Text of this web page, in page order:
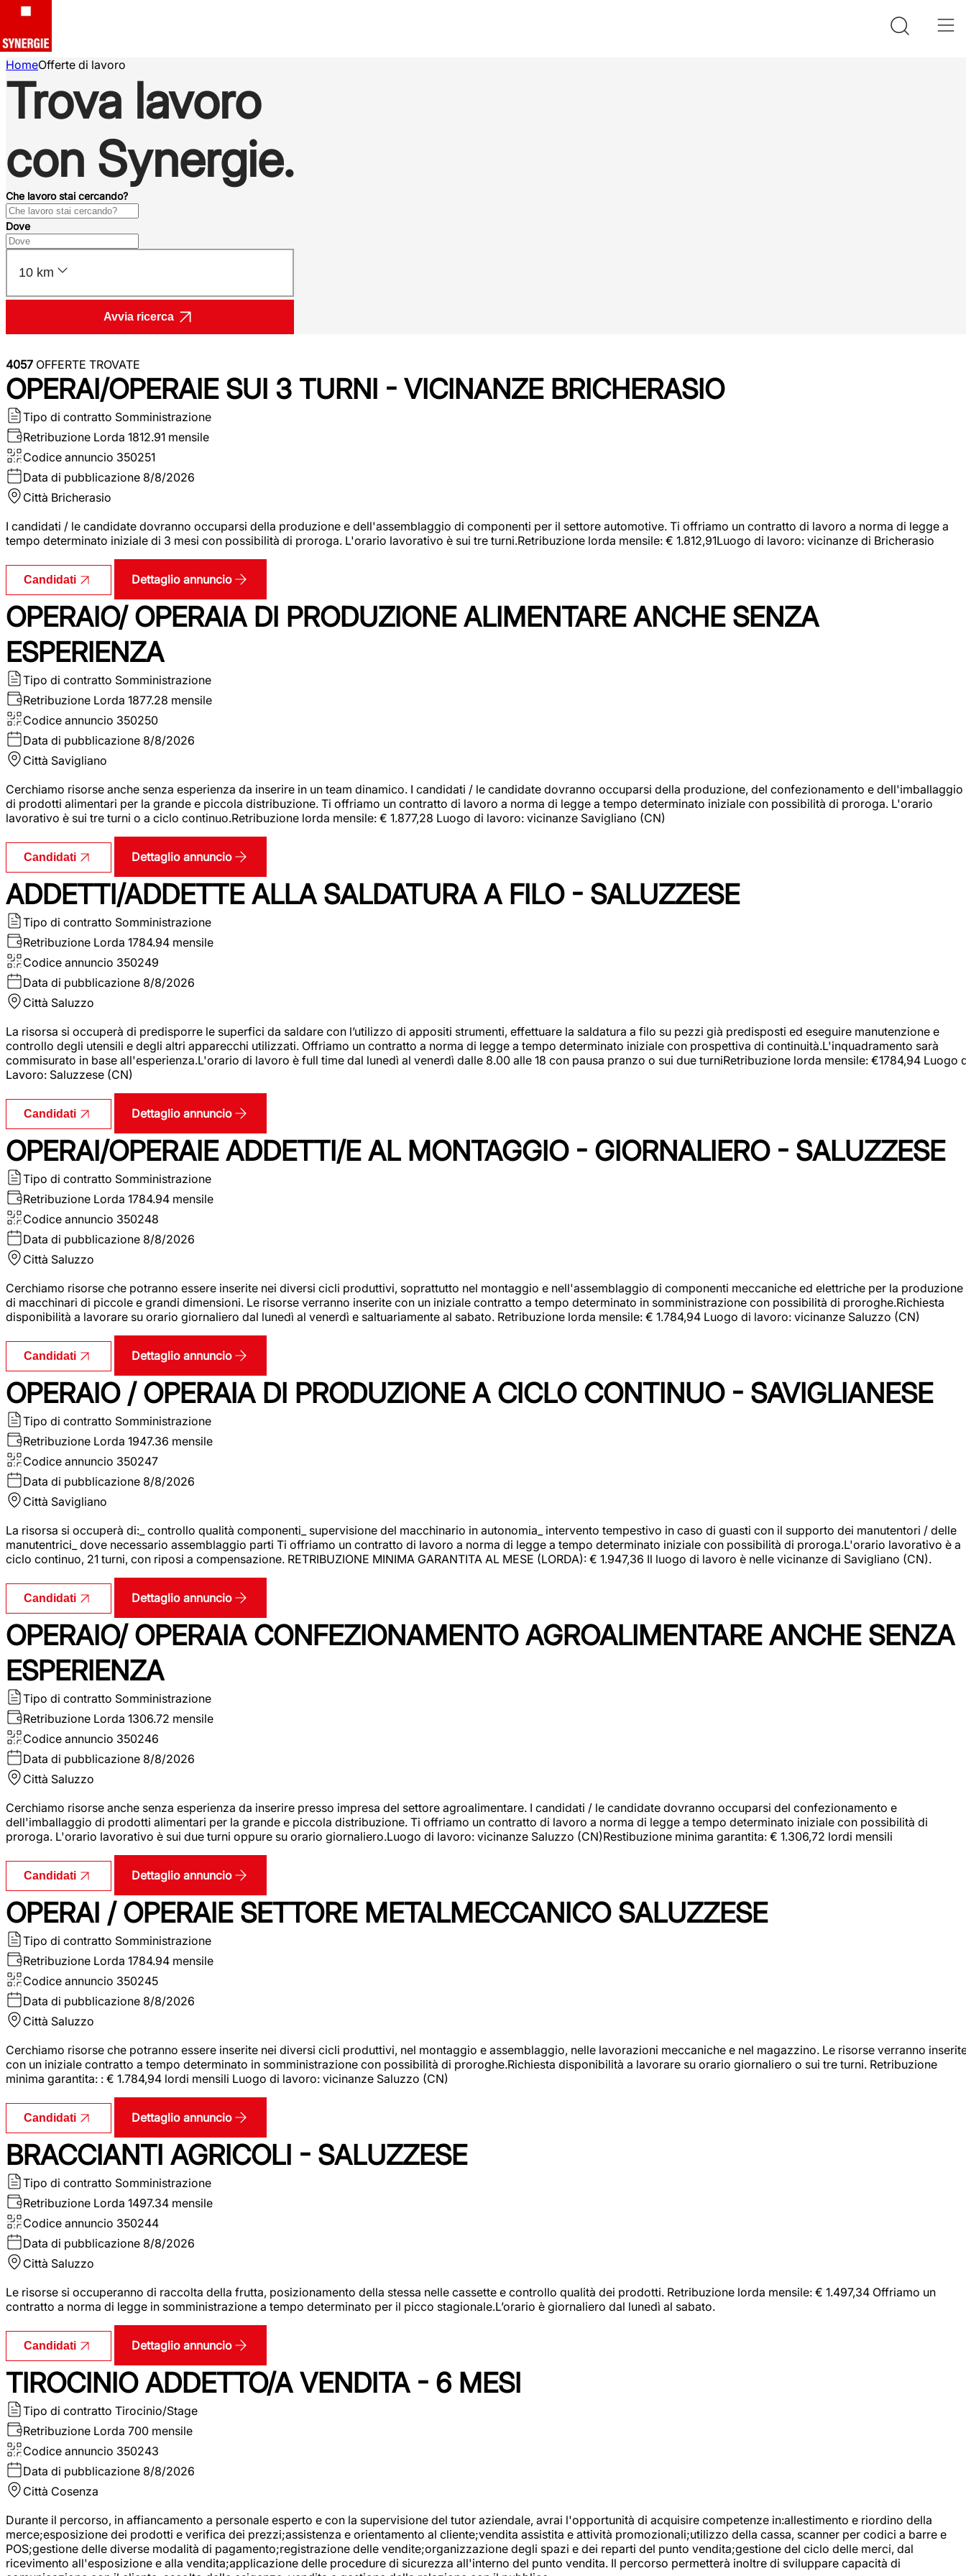
HomeOfferte di lavoro
Trova lavoro
con Synergie.
Che lavoro stai cercando?
Dove
10 km
Avvia ricerca
4057 OFFERTE TROVATE
OPERAI/OPERAIE SUI 3 TURNI - VICINANZE BRICHERASIO
Tipo di contratto Somministrazione
Retribuzione Lorda 1812.91 mensile
Codice annuncio 350251
Data di pubblicazione 8/8/2026
Città Bricherasio
I candidati / le candidate dovranno occuparsi della produzione e dell'assemblaggio di componenti per il settore automotive. Ti offriamo un contratto di lavoro a norma di legge a
tempo determinato iniziale di 3 mesi con possibilità di proroga. L'orario lavorativo è sui tre turni.Retribuzione lorda mensile: € 1.812,91Luogo di lavoro: vicinanze di Bricherasio
Candidati Dettaglio annuncio
OPERAIO/ OPERAIA DI PRODUZIONE ALIMENTARE ANCHE SENZA
ESPERIENZA
Tipo di contratto Somministrazione
Retribuzione Lorda 1877.28 mensile
Codice annuncio 350250
Data di pubblicazione 8/8/2026
Città Savigliano
Cerchiamo risorse anche senza esperienza da inserire in un team dinamico. I candidati / le candidate dovranno occuparsi della produzione, del confezionamento e dell'imballaggio
di prodotti alimentari per la grande e piccola distribuzione. Ti offriamo un contratto di lavoro a norma di legge a tempo determinato iniziale con possibilità di proroga. L'orario
lavorativo è sui tre turni o a ciclo continuo.Retribuzione lorda mensile: € 1.877,28 Luogo di lavoro: vicinanze Savigliano (CN)
Candidati Dettaglio annuncio
ADDETTI/ADDETTE ALLA SALDATURA A FILO - SALUZZESE
Tipo di contratto Somministrazione
Retribuzione Lorda 1784.94 mensile
Codice annuncio 350249
Data di pubblicazione 8/8/2026
Città Saluzzo
La risorsa si occuperà di predisporre le superfici da saldare con l’utilizzo di appositi strumenti, effettuare la saldatura a filo su pezzi già predisposti ed eseguire manutenzione e
controllo degli utensili e degli altri apparecchi utilizzati. Offriamo un contratto a norma di legge a tempo determinato iniziale con prospettiva di continuità.L'inquadramento sarà
commisurato in base all'esperienza.L'orario di lavoro è full time dal lunedì al venerdì dalle 8.00 alle 18 con pausa pranzo o sui due turniRetribuzione lorda mensile: €1784,94 Luogo
Lavoro: Saluzzese (CN)
Candidati Dettaglio annuncio
OPERAI/OPERAIE ADDETTI/E AL MONTAGGIO - GIORNALIERO - SALUZZESE
Tipo di contratto Somministrazione
Retribuzione Lorda 1784.94 mensile
Codice annuncio 350248
Data di pubblicazione 8/8/2026
Città Saluzzo
Cerchiamo risorse che potranno essere inserite nei diversi cicli produttivi, soprattutto nel montaggio e nell'assemblaggio di componenti meccaniche ed elettriche per la produzione
di macchinari di piccole e grandi dimensioni. Le risorse verranno inserite con un iniziale contratto a tempo determinato in somministrazione con possibilità di proroghe.Richiesta
disponibilità a lavorare su orario giornaliero dal lunedì al venerdì e saltuariamente al sabato. Retribuzione lorda mensile: € 1.784,94 Luogo di lavoro: vicinanze Saluzzo (CN)
Candidati Dettaglio annuncio
OPERAIO / OPERAIA DI PRODUZIONE A CICLO CONTINUO - SAVIGLIANESE
Tipo di contratto Somministrazione
Retribuzione Lorda 1947.36 mensile
Codice annuncio 350247
Data di pubblicazione 8/8/2026
Città Savigliano
La risorsa si occuperà di:_ controllo qualità componenti_ supervisione del macchinario in autonomia_ intervento tempestivo in caso di guasti con il supporto dei manutentori / delle
manutentrici_ dove necessario assemblaggio parti Ti offriamo un contratto di lavoro a norma di legge a tempo determinato iniziale con possibilità di proroga.L'orario lavorativo è a
ciclo continuo, 21 turni, con riposi a compensazione. RETRIBUZIONE MINIMA GARANTITA AL MESE (LORDA): € 1.947,36 Il luogo di lavoro è nelle vicinanze di Savigliano (CN).
Candidati Dettaglio annuncio
OPERAIO/ OPERAIA CONFEZIONAMENTO AGROALIMENTARE ANCHE SENZA
ESPERIENZA
Tipo di contratto Somministrazione
Retribuzione Lorda 1306.72 mensile
Codice annuncio 350246
Data di pubblicazione 8/8/2026
Città Saluzzo
Cerchiamo risorse anche senza esperienza da inserire presso impresa del settore agroalimentare. I candidati / le candidate dovranno occuparsi del confezionamento e
dell'imballaggio di prodotti alimentari per la grande e piccola distribuzione. Ti offriamo un contratto di lavoro a norma di legge a tempo determinato iniziale con possibilità di
proroga. L'orario lavorativo è sui due turni oppure su orario giornaliero.Luogo di lavoro: vicinanze Saluzzo (CN)Restibuzione minima garantita: € 1.306,72 lordi mensili
Candidati Dettaglio annuncio
OPERAI / OPERAIE SETTORE METALMECCANICO SALUZZESE
Tipo di contratto Somministrazione
Retribuzione Lorda 1784.94 mensile
Codice annuncio 350245
Data di pubblicazione 8/8/2026
Città Saluzzo
Cerchiamo risorse che potranno essere inserite nei diversi cicli produttivi, nel montaggio e assemblaggio, nelle lavorazioni meccaniche e nel magazzino. Le risorse verranno
con un iniziale contratto a tempo determinato in somministrazione con possibilità di proroghe.Richiesta disponibilità a lavorare su orario giornaliero o sui tre turni. Retribuzione
minima garantita: : € 1.784,94 lordi mensili Luogo di lavoro: vicinanze Saluzzo (CN)
Candidati Dettaglio annuncio
BRACCIANTI AGRICOLI - SALUZZESE
Tipo di contratto Somministrazione
Retribuzione Lorda 1497.34 mensile
Codice annuncio 350244
Data di pubblicazione 8/8/2026
Città Saluzzo
Le risorse si occuperanno di raccolta della frutta, posizionamento della stessa nelle cassette e controllo qualità dei prodotti. Retribuzione lorda mensile: € 1.497,34 Offriamo un
contratto a norma di legge in somministrazione a tempo determinato per il picco stagionale.L’orario è giornaliero dal lunedì al sabato.
Candidati Dettaglio annuncio
TIROCINIO ADDETTO/A VENDITA - 6 MESI
Tipo di contratto Tirocinio/Stage
Retribuzione Lorda 700 mensile
Codice annuncio 350243
Data di pubblicazione 8/8/2026
Città Cosenza
Durante il percorso, in affiancamento a personale esperto e con la supervisione del tutor aziendale, avrai l'opportunità di acquisire competenze in:allestimento e riordino della
merce;esposizione dei prodotti e verifica dei prezzi;assistenza e orientamento al cliente;vendita assistita e attività promozionali;utilizzo della cassa, scanner per codici a barre e
POS;gestione delle diverse modalità di pagamento;registrazione delle vendite;organizzazione degli spazi e dei reparti del punto vendita;gestione del ciclo delle merci, dal
ricevimento all'esposizione e alla vendita;applicazione delle procedure di sicurezza all'interno del punto vendita. Il percorso permetterà inoltre di sviluppare capacità di